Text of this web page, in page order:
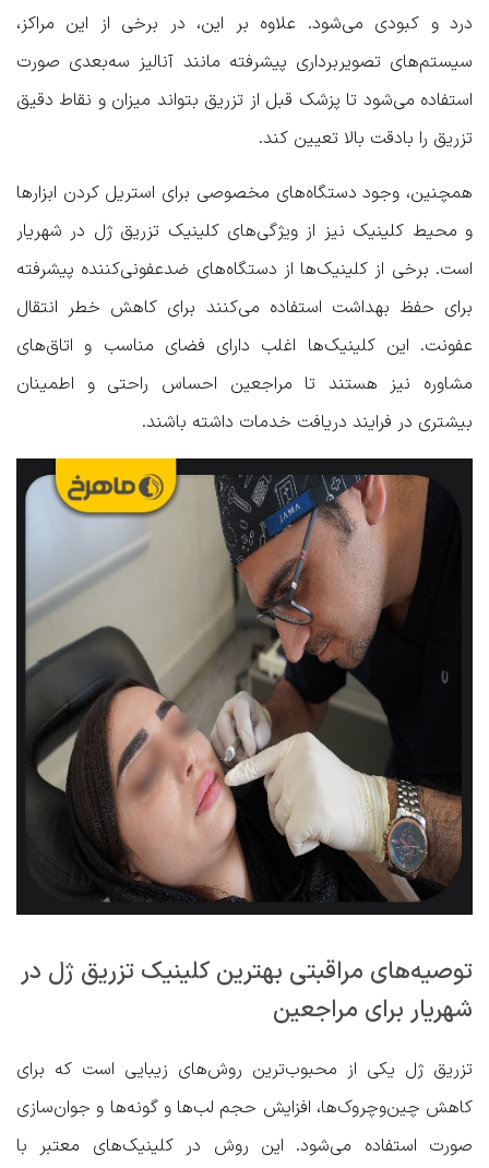
درد و کبودی می‌شود. علاوه بر این، در برخی از این مراکز،
سیستم‌های تصویربرداری پیشرفته مانند آنالیز سه‌بعدی صورت
استفاده می‌شود تا پزشک قبل از تزریق بتواند میزان و نقاط دقیق
تزریق را بادقت بالا تعیین کند.
همچنین، وجود دستگاه‌های مخصوصی برای استریل کردن ابزارها
و محیط کلینیک نیز از ویژگی‌های کلینیک‌ تزریق ژل در شهریار
است. برخی از کلینیک‌ها از دستگاه‌های ضدعفونی‌کننده پیشرفته
برای حفظ بهداشت استفاده می‌کنند برای کاهش خطر انتقال
عفونت. این کلینیک‌ها اغلب دارای فضای مناسب و اتاق‌های
مشاوره نیز هستند تا مراجعین احساس راحتی و اطمینان
بیشتری در فرایند دریافت خدمات داشته باشند.
توصیه‌های مراقبتی بهترین کلینیک تزریق ژل در
شهریار برای مراجعین
تزریق ژل یکی از محبوب‌ترین روش‌های زیبایی است که برای
کاهش چین‌وچروک‌ها، افزایش حجم لب‌ها و گونه‌ها و جوان‌سازی
صورت استفاده می‌شود. این روش در کلینیک‌های معتبر با